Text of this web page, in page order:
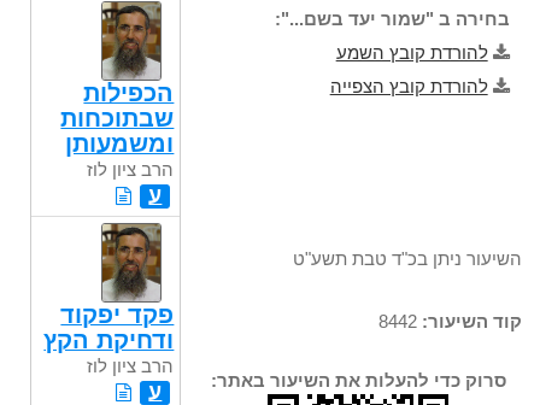
בחירה ב "שמור יעד בשם...":
להורדת קובץ השמע
להורדת קובץ הצפייה
השיעור ניתן בכ"ד טבת תשע"ט
קוד השיעור:
סרוק כדי להעלות את השיעור באתר:
הכפילות
שבתוכחות
ומשמעותן
הרב ציון לוז
ע
פקד יפקוד
ודחיקת הקץ
הרב ציון לוז
ע